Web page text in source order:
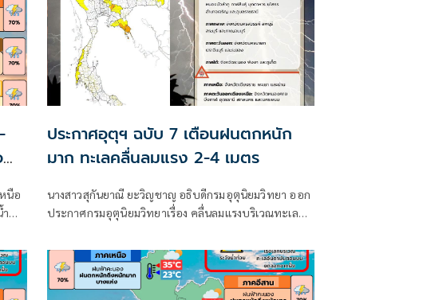
นือ
าก
ประกาศอุตุฯ ฉบับ 7 เตือนฝนตกหนัก
มาก ทะเลคลื่นลมแรง 2-4 เมตร
นางสาวสุกันยาณี ยะวิญชาญ อธิบดีกรมอุตุนิยมวิทยา ออก
ประกาศกรมอุตุนิยมวิทยาเรื่อง คลื่นลมแรงบริเวณทะเล
หนักมากบริเวณประเทศไทย